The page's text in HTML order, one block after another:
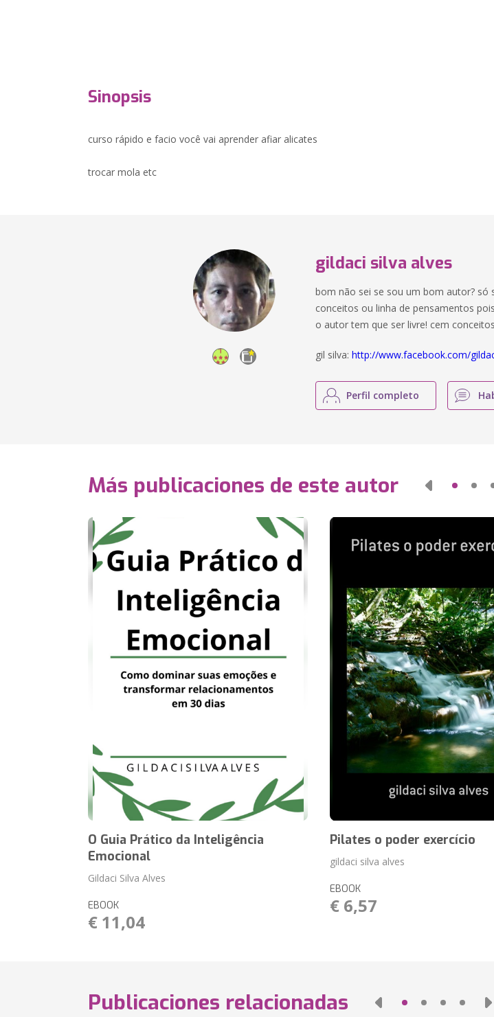
Sinopsis
curso rápido e facio você vai aprender afiar alicates
trocar mola etc
gildaci silva alves
bom não sei se sou um bom autor? só
conceitos ou linha de pensamentos
o autor tem que ser livre! cem
gil silva:http://www.facebook.com/
Perfil completo
Más publicaciones de este autor
O Guia Prático da Inteligência
Emocional
Gildaci Silva Alves
EBOOK
€ 11,04
Pilates o poder exercício
gildaci silva alves
EBOOK
€ 6,57
Publicaciones relacionadas